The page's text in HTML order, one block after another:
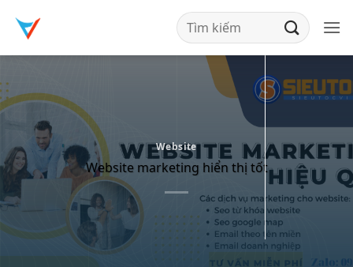
qua
nội
Website
Website marketing hiển thị tốt